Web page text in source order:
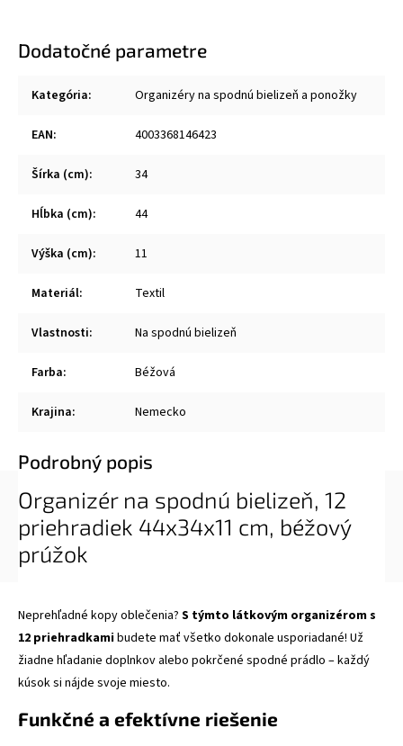
Dodatočné parametre
Kategória: Organizéry na spodnú bielizeň a ponožky
EAN: 4003368146423
Šírka (cm): 34
Hĺbka (cm): 44
Výška (cm): 11
Materiál: Textil
Vlastnosti: Na spodnú bielizeň
Farba: Béžová
Krajina: Nemecko
Podrobný popis
Organizér na spodnú bielizeň, 12
priehradiek 44x34x11 cm, béžový
prúžok
Neprehľadné kopy oblečenia? S týmto látkovým organizérom s
12 priehradkamibudete mať všetko dokonale usporiadané! Už
žiadne hľadanie doplnkov alebo pokrčené spodné prádlo – každý
kúsok si nájde svoje miesto.
Funkčné a efektívne riešenie